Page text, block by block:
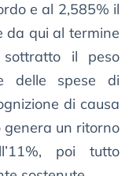
e al 2,585% il
da qui al termine
il peso
delle spese di
di causa
genera un ritorno
poi tutto